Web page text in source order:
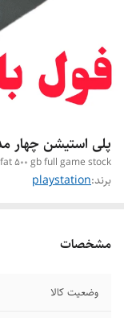
پلی استیشن چهار
500 gb full game stock
برند:playstation
مشخصات
وضعیت کالا